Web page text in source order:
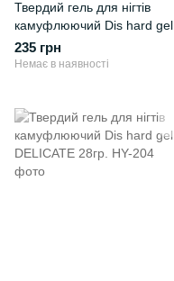
Твердий гель для нігтів
камуфлюючий Dis hard gel
LATTE 28гр.
235 грн
Немає в наявності